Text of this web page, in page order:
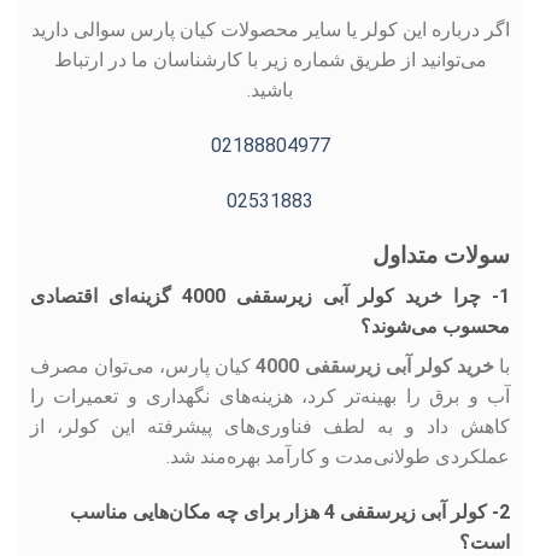
اگر درباره این کولر یا سایر محصولات کیان پارس سوالی دارید
می‌توانید از طریق شماره زیر با کارشناسان ما در ارتباط
باشید.
02188804977
02531883
سولات متداول
1- چرا خرید کولر آبی زیرسقفی 4000 گزینه‌ای اقتصادی
محسوب می‌شوند؟
باخرید کولر آبی زیرسقفی 4000
کیان پارس، می‌توان مصرف
آب و برق را بهینه‌تر کرد، هزینه‌های نگهداری و تعمیرات را
کاهش داد و به لطف فناوری‌های پیشرفته این کولر، از
عملکردی طولانی‌مدت و کارآمد بهره‌مند شد.
2- کولر آبی زیرسقفی 4 هزار برای چه مکان‌هایی مناسب
است؟